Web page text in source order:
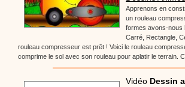
Apprenons en
un rouleau
formes avons-nous
Carré, Rectangle,
rouleau compresseur est prêt ! Voici le rouleau
comprime le sol avec son rouleau pour aplatir le terrain.
Vidéo Dessin